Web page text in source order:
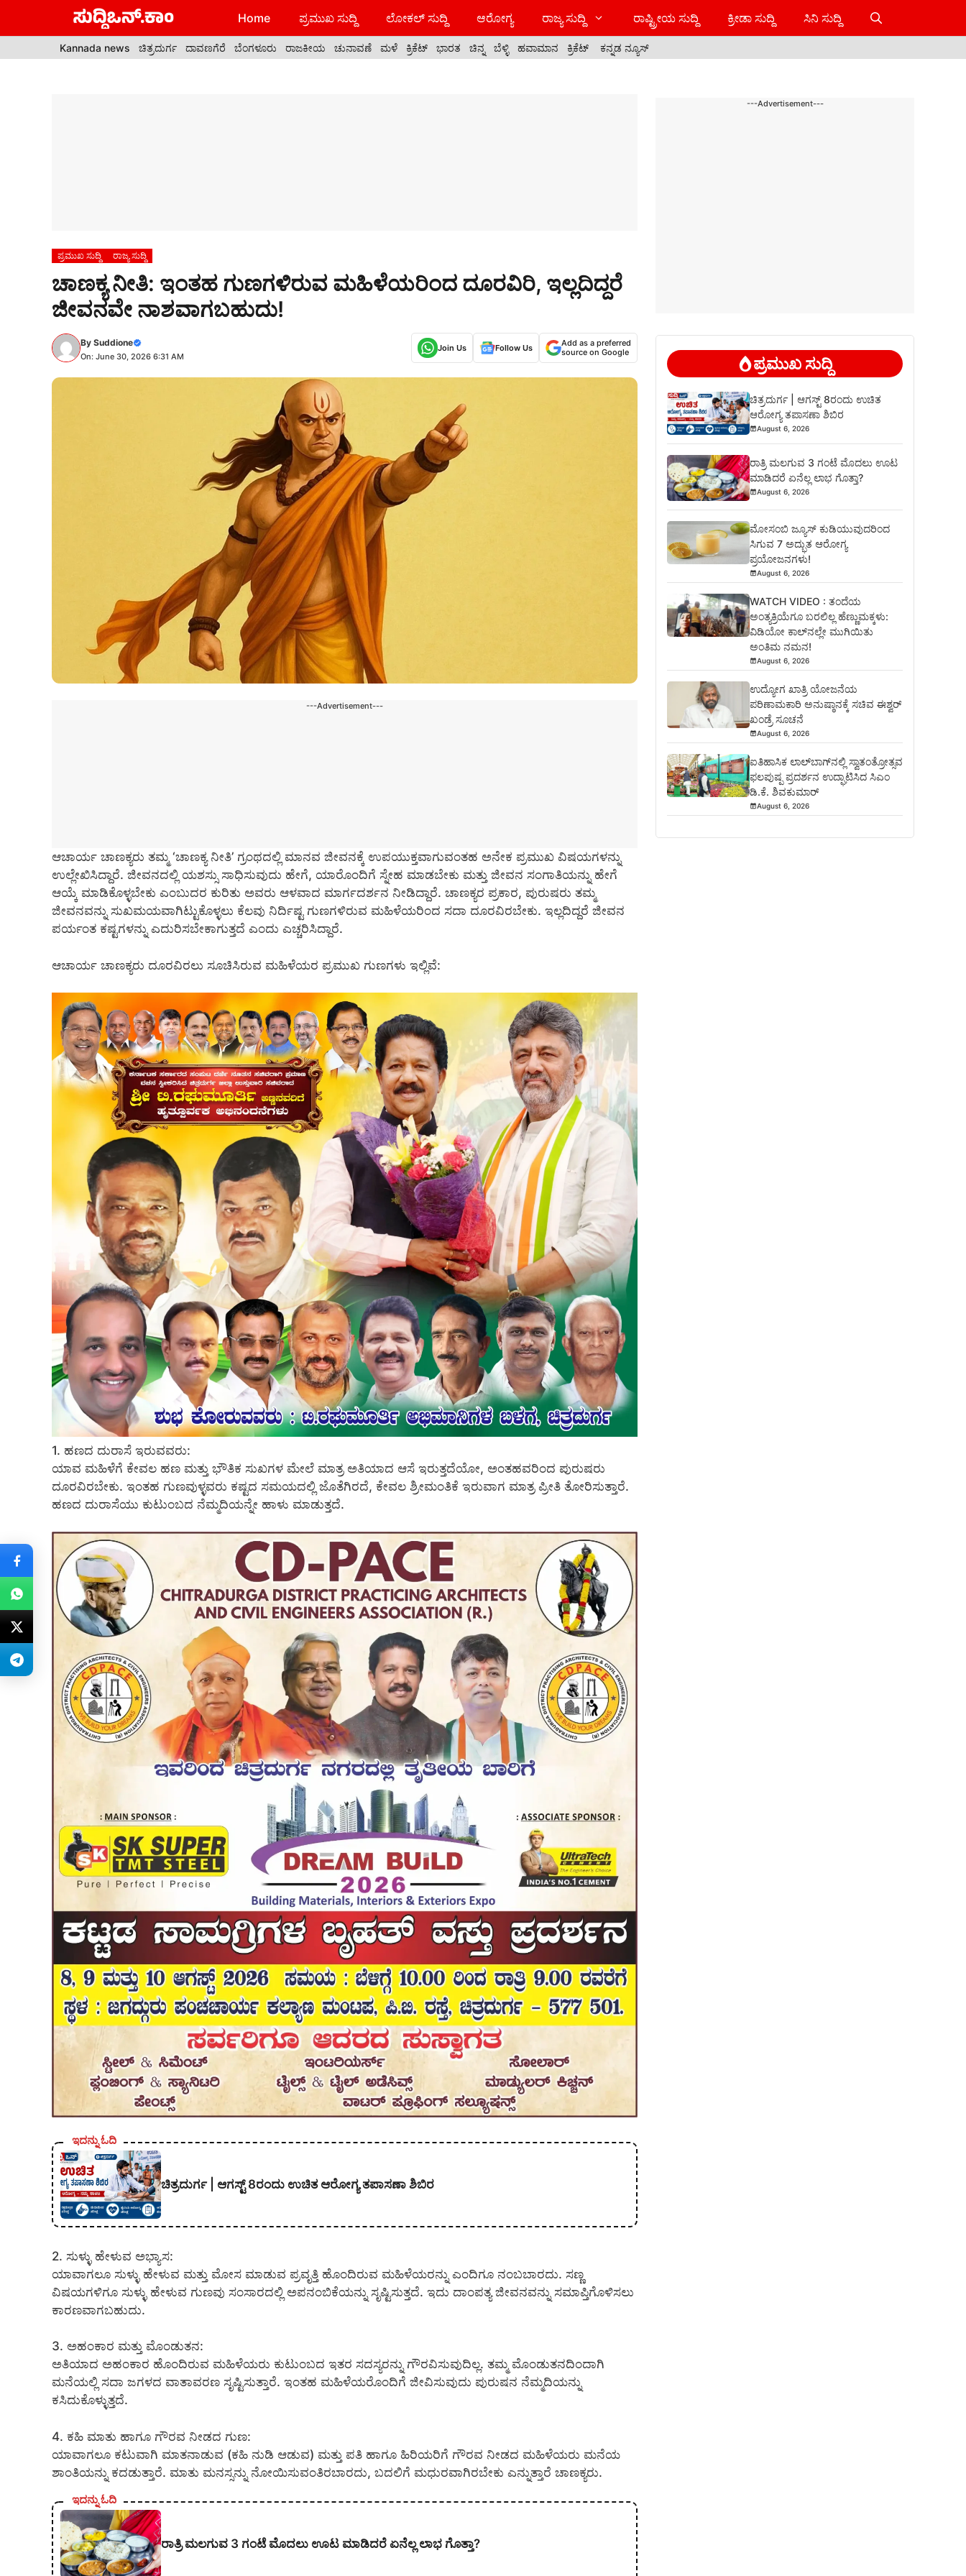
Home ಪ್ರಮುಖ ಸುದ್ದಿ ಲೋಕಲ್ ಸುದ್ದಿ ಆರೋಗ್ಯ ರಾಜ್ಯ ಸುದ್ದಿ ರಾಷ್ಟ್ರೀಯ ಸುದ್ದಿ ಕ್ರೀಡಾ ಸುದ್ದಿ ಸಿನಿ ಸುದ್ದಿ
Kannada news ಚಿತ್ರದುರ್ಗ ದಾವಣಗೆರೆ ಬೆಂಗಳೂರು ರಾಜಕೀಯ ಚುನಾವಣೆ ಮಳೆ ಕ್ರಿಕೆಟ್ ಭಾರತ ಚಿನ್ನ ಬೆಳ್ಳಿ ಹವಾಮಾನ ಕ್ರಿಕೆಟ್ ಕನ್ನಡ ನ್ಯೂಸ್
ಪ್ರಮುಖ ಸುದ್ದಿ ರಾಜ್ಯ ಸುದ್ದಿ
ಚಾಣಕ್ಯ ನೀತಿ: ಇಂತಹ ಗುಣಗಳಿರುವ ಮಹಿಳೆಯರಿಂದ ದೂರವಿರಿ, ಇಲ್ಲದಿದ್ದರೆ
ಜೀವನವೇ ನಾಶವಾಗಬಹುದು!
By Suddione
On: June 30, 2026 6:31 AM
Join Us Follow Us
Add as a preferred
source on Google
---Advertisement---
ಆಚಾರ್ಯ ಚಾಣಕ್ಯರು ತಮ್ಮ ‘ಚಾಣಕ್ಯ ನೀತಿ’ ಗ್ರಂಥದಲ್ಲಿ ಮಾನವ ಜೀವನಕ್ಕೆ ಉಪಯುಕ್ತವಾಗುವಂತಹ ಅನೇಕ ಪ್ರಮುಖ ವಿಷಯಗಳನ್ನು
ಉಲ್ಲೇಖಿಸಿದ್ದಾರೆ. ಜೀವನದಲ್ಲಿ ಯಶಸ್ಸು ಸಾಧಿಸುವುದು ಹೇಗೆ, ಯಾರೊಂದಿಗೆ ಸ್ನೇಹ ಮಾಡಬೇಕು ಮತ್ತು ಜೀವನ ಸಂಗಾತಿಯನ್ನು ಹೇಗೆ
ಆಯ್ಕೆ ಮಾಡಿಕೊಳ್ಳಬೇಕು ಎಂಬುದರ ಕುರಿತು ಅವರು ಆಳವಾದ ಮಾರ್ಗದರ್ಶನ ನೀಡಿದ್ದಾರೆ. ಚಾಣಕ್ಯರ ಪ್ರಕಾರ, ಪುರುಷರು ತಮ್ಮ
ಜೀವನವನ್ನು ಸುಖಮಯವಾಗಿಟ್ಟುಕೊಳ್ಳಲು ಕೆಲವು ನಿರ್ದಿಷ್ಟ ಗುಣಗಳಿರುವ ಮಹಿಳೆಯರಿಂದ ಸದಾ ದೂರವಿರಬೇಕು. ಇಲ್ಲದಿದ್ದರೆ ಜೀವನ
ಪರ್ಯಂತ ಕಷ್ಟಗಳನ್ನು ಎದುರಿಸಬೇಕಾಗುತ್ತದೆ ಎಂದು ಎಚ್ಚರಿಸಿದ್ದಾರೆ.
ಆಚಾರ್ಯ ಚಾಣಕ್ಯರು ದೂರವಿರಲು ಸೂಚಿಸಿರುವ ಮಹಿಳೆಯರ ಪ್ರಮುಖ ಗುಣಗಳು ಇಲ್ಲಿವೆ:
1. ಹಣದ ದುರಾಸೆ ಇರುವವರು:
ಯಾವ ಮಹಿಳೆಗೆ ಕೇವಲ ಹಣ ಮತ್ತು ಭೌತಿಕ ಸುಖಗಳ ಮೇಲೆ ಮಾತ್ರ ಅತಿಯಾದ ಆಸೆ ಇರುತ್ತದೆಯೋ, ಅಂತಹವರಿಂದ ಪುರುಷರು
ದೂರವಿರಬೇಕು. ಇಂತಹ ಗುಣವುಳ್ಳವರು ಕಷ್ಟದ ಸಮಯದಲ್ಲಿ ಜೊತೆಗಿರದೆ, ಕೇವಲ ಶ್ರೀಮಂತಿಕೆ ಇರುವಾಗ ಮಾತ್ರ ಪ್ರೀತಿ ತೋರಿಸುತ್ತಾರೆ.
ಹಣದ ದುರಾಸೆಯು ಕುಟುಂಬದ ನೆಮ್ಮದಿಯನ್ನೇ ಹಾಳು ಮಾಡುತ್ತದೆ.
ಇದನ್ನು ಓದಿ
ಚಿತ್ರದುರ್ಗ | ಆಗಸ್ಟ್ 8ರಂದು ಉಚಿತ ಆರೋಗ್ಯ ತಪಾಸಣಾ ಶಿಬಿರ
2. ಸುಳ್ಳು ಹೇಳುವ ಅಭ್ಯಾಸ:
ಯಾವಾಗಲೂ ಸುಳ್ಳು ಹೇಳುವ ಮತ್ತು ಮೋಸ ಮಾಡುವ ಪ್ರವೃತ್ತಿ ಹೊಂದಿರುವ ಮಹಿಳೆಯರನ್ನು ಎಂದಿಗೂ ನಂಬಬಾರದು. ಸಣ್ಣ
ವಿಷಯಗಳಿಗೂ ಸುಳ್ಳು ಹೇಳುವ ಗುಣವು ಸಂಸಾರದಲ್ಲಿ ಅಪನಂಬಿಕೆಯನ್ನು ಸೃಷ್ಟಿಸುತ್ತದೆ. ಇದು ದಾಂಪತ್ಯ ಜೀವನವನ್ನು ಸಮಾಪ್ತಿಗೊಳಿಸಲು
ಕಾರಣವಾಗಬಹುದು.
3. ಅಹಂಕಾರ ಮತ್ತು ಮೊಂಡುತನ:
ಅತಿಯಾದ ಅಹಂಕಾರ ಹೊಂದಿರುವ ಮಹಿಳೆಯರು ಕುಟುಂಬದ ಇತರ ಸದಸ್ಯರನ್ನು ಗೌರವಿಸುವುದಿಲ್ಲ. ತಮ್ಮ ಮೊಂಡುತನದಿಂದಾಗಿ
ಮನೆಯಲ್ಲಿ ಸದಾ ಜಗಳದ ವಾತಾವರಣ ಸೃಷ್ಟಿಸುತ್ತಾರೆ. ಇಂತಹ ಮಹಿಳೆಯರೊಂದಿಗೆ ಜೀವಿಸುವುದು ಪುರುಷನ ನೆಮ್ಮದಿಯನ್ನು
ಕಸಿದುಕೊಳ್ಳುತ್ತದೆ.
4. ಕಹಿ ಮಾತು ಹಾಗೂ ಗೌರವ ನೀಡದ ಗುಣ:
ಯಾವಾಗಲೂ ಕಟುವಾಗಿ ಮಾತನಾಡುವ (ಕಹಿ ನುಡಿ ಆಡುವ) ಮತ್ತು ಪತಿ ಹಾಗೂ ಹಿರಿಯರಿಗೆ ಗೌರವ ನೀಡದ ಮಹಿಳೆಯರು ಮನೆಯ
ಶಾಂತಿಯನ್ನು ಕದಡುತ್ತಾರೆ. ಮಾತು ಮನಸ್ಸನ್ನು ನೋಯಿಸುವಂತಿರಬಾರದು, ಬದಲಿಗೆ ಮಧುರವಾಗಿರಬೇಕು ಎನ್ನುತ್ತಾರೆ ಚಾಣಕ್ಯರು.
ಇದನ್ನು ಓದಿ
ರಾತ್ರಿ ಮಲಗುವ 3 ಗಂಟೆ ಮೊದಲು ಊಟ ಮಾಡಿದರೆ ಏನೆಲ್ಲ ಲಾಭ ಗೊತ್ತಾ?
---Advertisement---
ಪ್ರಮುಖ ಸುದ್ದಿ
ಚಿತ್ರದುರ್ಗ | ಆಗಸ್ಟ್ 8ರಂದು ಉಚಿತ
ಆರೋಗ್ಯ ತಪಾಸಣಾ ಶಿಬಿರ
August 6, 2026
ರಾತ್ರಿ ಮಲಗುವ 3 ಗಂಟೆ ಮೊದಲು ಊಟ
ಮಾಡಿದರೆ ಏನೆಲ್ಲ ಲಾಭ ಗೊತ್ತಾ?
August 6, 2026
ಮೋಸಂಬಿ ಜ್ಯೂಸ್ ಕುಡಿಯುವುದರಿಂದ
ಸಿಗುವ 7 ಅದ್ಭುತ ಆರೋಗ್ಯ
ಪ್ರಯೋಜನಗಳು!
August 6, 2026
WATCH VIDEO : ತಂದೆಯ
ಅಂತ್ಯಕ್ರಿಯೆಗೂ ಬರಲಿಲ್ಲ ಹೆಣ್ಣುಮಕ್ಕಳು:
ವಿಡಿಯೋ ಕಾಲ್‌ನಲ್ಲೇ ಮುಗಿಯಿತು
ಅಂತಿಮ ನಮನ!
August 6, 2026
ಉದ್ಯೋಗ ಖಾತ್ರಿ ಯೋಜನೆಯ
ಪರಿಣಾಮಕಾರಿ ಅನುಷ್ಠಾನಕ್ಕೆ ಸಚಿವ ಈಶ್ವರ್
ಖಂಡ್ರೆ ಸೂಚನೆ
August 6, 2026
ಐತಿಹಾಸಿಕ ಲಾಲ್‌ಬಾಗ್‌ನಲ್ಲಿ ಸ್ವಾತಂತ್ರೋತ್ಸವ
ಫಲಪುಷ್ಪ ಪ್ರದರ್ಶನ ಉದ್ಘಾಟಿಸಿದ ಸಿಎಂ
ಡಿ.ಕೆ. ಶಿವಕುಮಾರ್
August 6, 2026